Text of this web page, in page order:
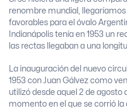
renombre mundial,
favorables para el óvalo
Indianápolis tenía en 1953 un
las rectas llegaban a una
La inauguración del nuevo
1953 con Juan Gálvez como
utilizó desde aquel 2 de agosto
momento en el que se corrió la